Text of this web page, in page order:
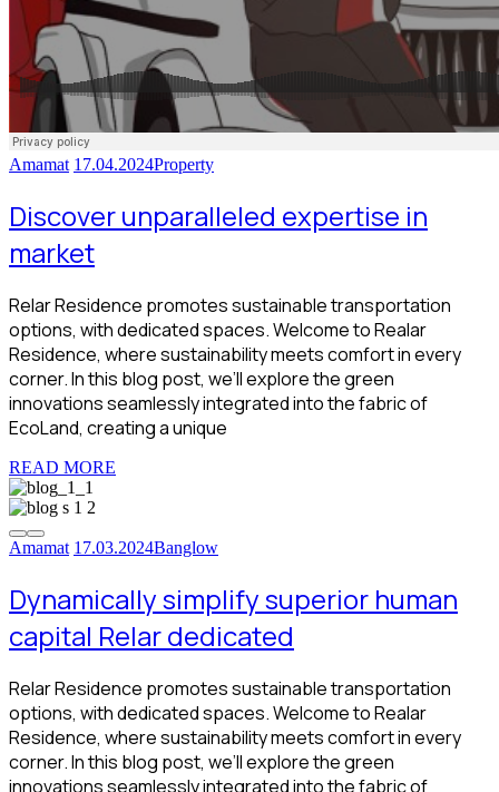
Amamat 17.04.2024Property
Discover unparalleled expertise in
market
Relar Residence promotes sustainable transportation
options, with dedicated spaces. Welcome to Realar
Residence, where sustainability meets comfort in every
corner. In this blog post, we’ll explore the green
innovations seamlessly integrated into the fabric of
EcoLand, creating a unique
READ MORE
Amamat 17.03.2024Banglow
Dynamically simplify superior human
capital Relar dedicated
Relar Residence promotes sustainable transportation
options, with dedicated spaces. Welcome to Realar
Residence, where sustainability meets comfort in every
corner. In this blog post, we’ll explore the green
innovations seamlessly integrated into the fabric of